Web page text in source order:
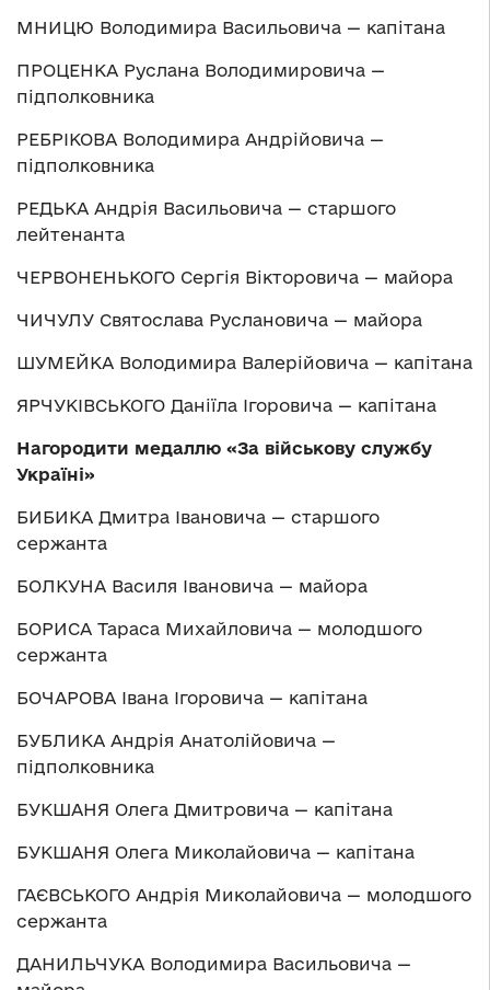
МНИЦЮ Володимира Васильовича — капітана
ПРОЦЕНКА Руслана Володимировича —
підполковника
РЕБРІКОВА Володимира Андрійовича —
підполковника
РЕДЬКА Андрія Васильовича — старшого
лейтенанта
ЧЕРВОНЕНЬКОГО Сергія Вікторовича — майора
ЧИЧУЛУ Святослава Руслановича — майора
ШУМЕЙКА Володимира Валерійовича — капітана
ЯРЧУКІВСЬКОГО Даніїла Ігоровича — капітана
Нагородити медаллю «За військову службу
Україні»
БИБИКА Дмитра Івановича — старшого
сержанта
БОЛКУНА Василя Івановича — майора
БОРИСА Тараса Михайловича — молодшого
сержанта
БОЧАРОВА Івана Ігоровича — капітана
БУБЛИКА Андрія Анатолійовича —
підполковника
БУКШАНЯ Олега Дмитровича — капітана
БУКШАНЯ Олега Миколайовича — капітана
ГАЄВСЬКОГО Андрія Миколайовича — молодшого
сержанта
ДАНИЛЬЧУКА Володимира Васильовича —